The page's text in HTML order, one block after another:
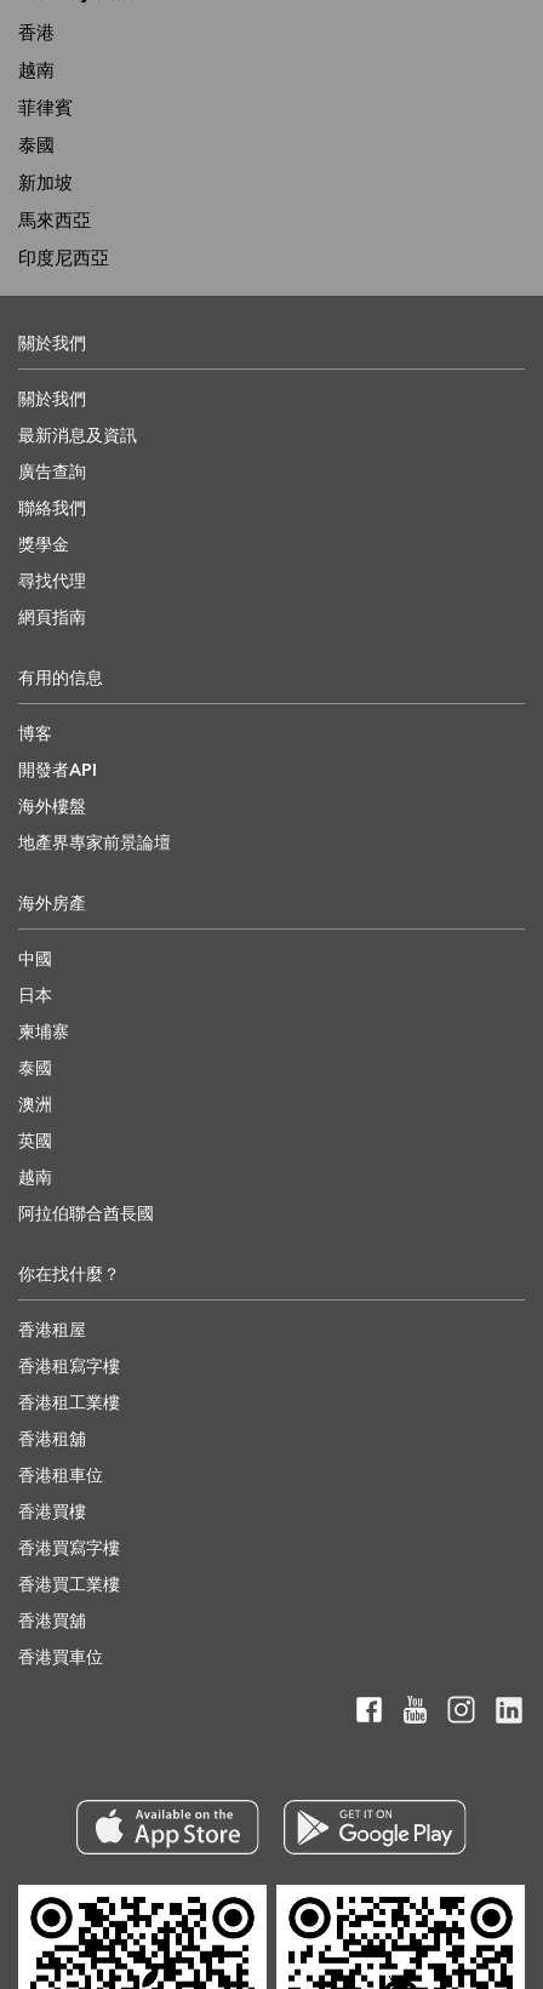
香港
越南
菲律賓
泰國
新加坡
馬來西亞
印度尼西亞
關於我們
關於我們
最新消息及資訊
廣告查詢
聯絡我們
獎學金
尋找代理
網頁指南
有用的信息
博客
開發者API
海外樓盤
地產界專家前景論壇
海外房產
中國
日本
柬埔寨
泰國
澳洲
英國
越南
阿拉伯聯合酋長國
你在找什麼？
香港租屋
香港租寫字樓
香港租工業樓
香港租舖
香港租車位
香港買樓
香港買寫字樓
香港買工業樓
香港買舖
香港買車位